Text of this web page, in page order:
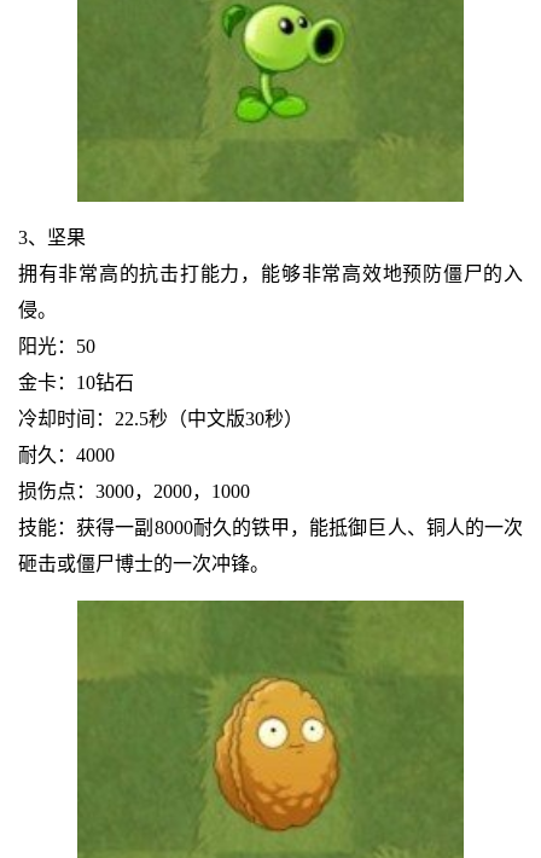
3、坚果
拥有非常高的抗击打能力，能够非常高效地预防僵尸的入
侵。
阳光：50
金卡：10钻石
冷却时间：22.5秒（中文版30秒）
耐久：4000
损伤点：3000，2000，1000
技能：获得一副8000耐久的铁甲，能抵御巨人、铜人的一次
砸击或僵尸博士的一次冲锋。